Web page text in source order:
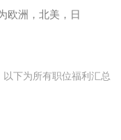
欧洲，北美，日
们期待优秀的您加入
以下为所有职位福利汇总